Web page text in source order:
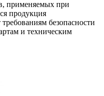
применяемых при
продукция
безопасности
и техническим